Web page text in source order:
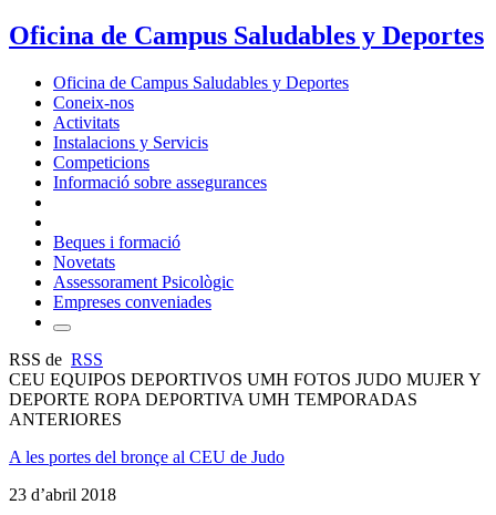
Oficina de Campus Saludables y Deportes
Oficina de Campus Saludables y Deportes
Coneix-nos
Activitats
Instalacions y Servicis
Competicions
Informació sobre assegurances
Beques i formació
Novetats
Assessorament Psicològic
Empreses conveniades
RSS de RSS
CEU EQUIPOS DEPORTIVOS UMH FOTOS JUDO MUJER Y
DEPORTE ROPA DEPORTIVA UMH TEMPORADAS
ANTERIORES
A les portes del bronçe al CEU de Judo
23 d’abril 2018